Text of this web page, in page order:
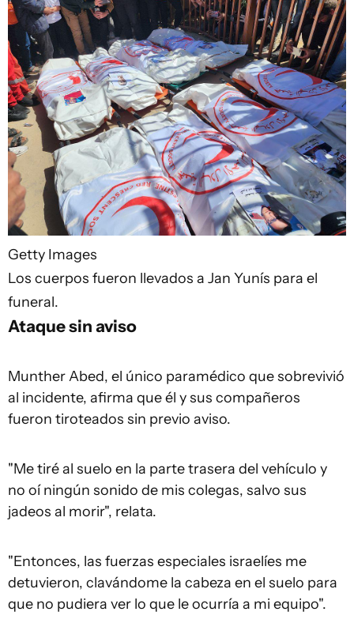
Getty Images
Los cuerpos fueron llevados a Jan Yunís para el
funeral.
Ataque sin aviso
Munther Abed, el único paramédico que sobrevivió
al incidente, afirma que él y sus compañeros
fueron tiroteados sin previo aviso.
"Me tiré al suelo en la parte trasera del vehículo y
no oí ningún sonido de mis colegas, salvo sus
jadeos al morir", relata.
"Entonces, las fuerzas especiales israelíes me
detuvieron, clavándome la cabeza en el suelo para
que no pudiera ver lo que le ocurría a mi equipo".